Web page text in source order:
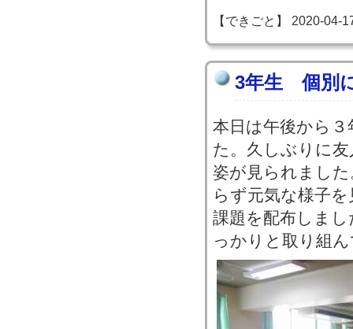
【できごと】 2020-04-
3年生 個別
本日は午後から
た。久しぶりに
姿が見られまし
らず元気な様子
課題を配布しま
っかりと取り組